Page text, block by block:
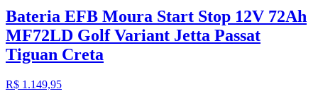
Bateria EFB Moura Start Stop 12V 72Ah
MF72LD Golf Variant Jetta Passat
Tiguan Creta
R$ 1.149,95